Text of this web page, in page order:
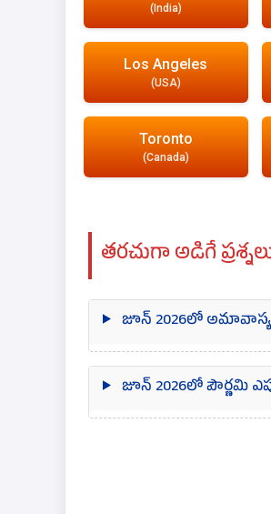
(India)
Los Angeles
(USA)
Toronto
(Canada)
తరచుగా అడిగే ప్రశ్నలు
జూన్ 2026లో అమావాస్య
జూన్ 2026లో పౌర్ణమి